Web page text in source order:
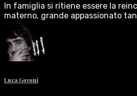
In famiglia si ritiene essere la
materno, grande appassionato
Luca Govoni